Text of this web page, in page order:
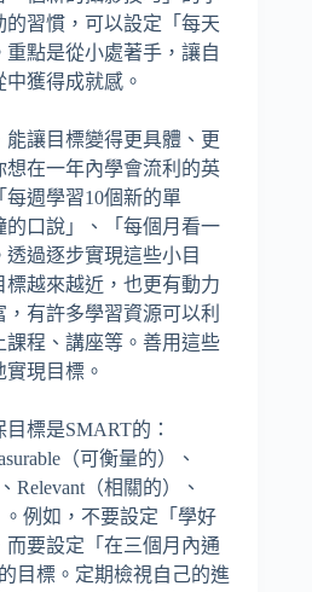
的習慣，可以設定「每天
點是從小處著手，讓自
獲得成就感。
讓目標變得更具體、更
在一年內學會流利的英
週學習10個新的單
的口說」、「每個月看一
過逐步實現這些小目
越來越近，也更有動力
有許多學習資源可以利
程、講座等。善用這些
現目標。
標是SMART的：
（可衡量的）、
Relevant（相關的）、
。例如，不要設定「學好
要設定「在三個月內通
目標。定期檢視自己的進